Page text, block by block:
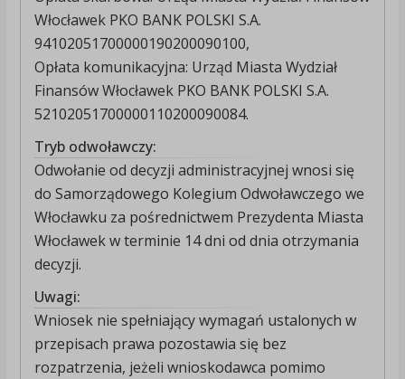
Włocławek PKO BANK POLSKI S.A.
94102051700000190200090100,
Opłata komunikacyjna: Urząd Miasta Wydział
Finansów Włocławek PKO BANK POLSKI S.A.
52102051700000110200090084.
Tryb odwoławczy:
Odwołanie od decyzji administracyjnej wnosi się
do Samorządowego Kolegium Odwoławczego we
Włocławku za pośrednictwem Prezydenta Miasta
Włocławek w terminie 14 dni od dnia otrzymania
decyzji.
Uwagi:
Wniosek nie spełniający wymagań ustalonych w
przepisach prawa pozostawia się bez
rozpatrzenia, jeżeli wnioskodawca pomimo